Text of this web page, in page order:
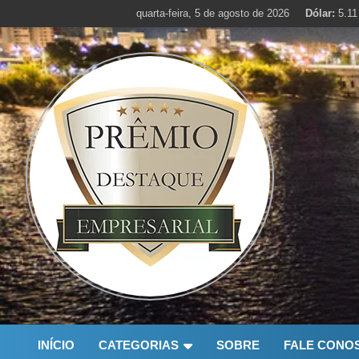
to
content
quarta-feira, 5 de agosto de 2026 Dólar: 5.11
INÍCIO CATEGORIAS SOBRE FALE